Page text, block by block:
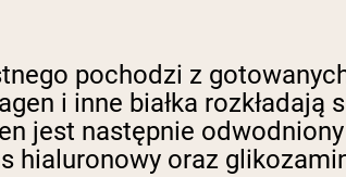
pochodzi z
i inne białka
jest następnie
hialuronowy oraz